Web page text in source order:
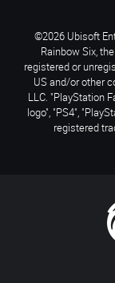
©2026 Ubisoft
Rainbow Six,
registered or
US and/or other
LLC. "PlayStation
logo", "PS4",
registered